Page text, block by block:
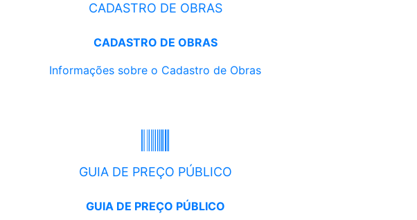
CADASTRO DE OBRAS
CADASTRO DE OBRAS
Informações sobre o Cadastro de Obras
GUIA DE PREÇO PÚBLICO
GUIA DE PREÇO PÚBLICO